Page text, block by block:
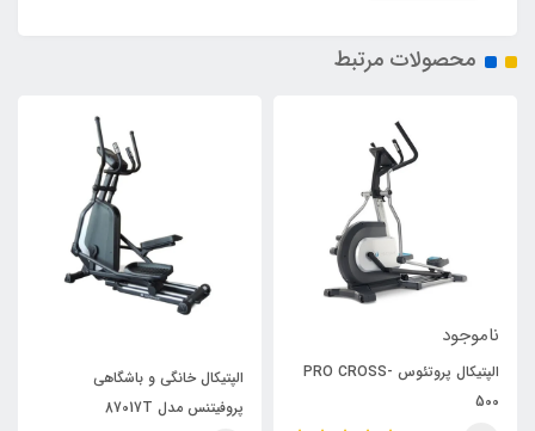
محصولات مرتبط
ناموجود
الپتیکال پروتئوس PRO CROSS-
500
الپتیکال خان​​​​گی و باشگاهی
پروفیتنس مدل 87017T